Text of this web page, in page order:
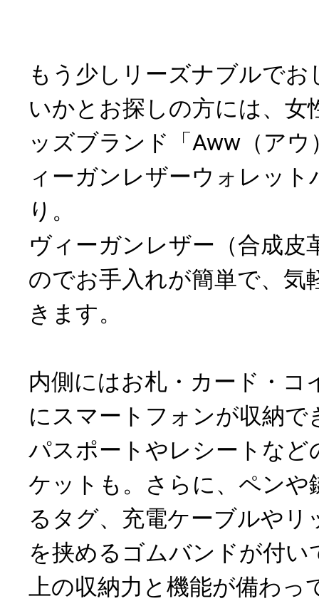
もう少しリーズナブルで
いかとお探しの方には、女
ッズブランド「Aww（アウ
ィーガンレザーウォレッ
り。
ヴィーガンレザー（合成皮
のでお手入れが簡単で、気
きます。
内側にはお札・カード・コ
にスマートフォンが収納で
パスポートやレシートなど
ケットも。さらに、ペンや
るタグ、充電ケーブルやリ
を挟めるゴムバンドが付い
上の収納力と機能が備わっ